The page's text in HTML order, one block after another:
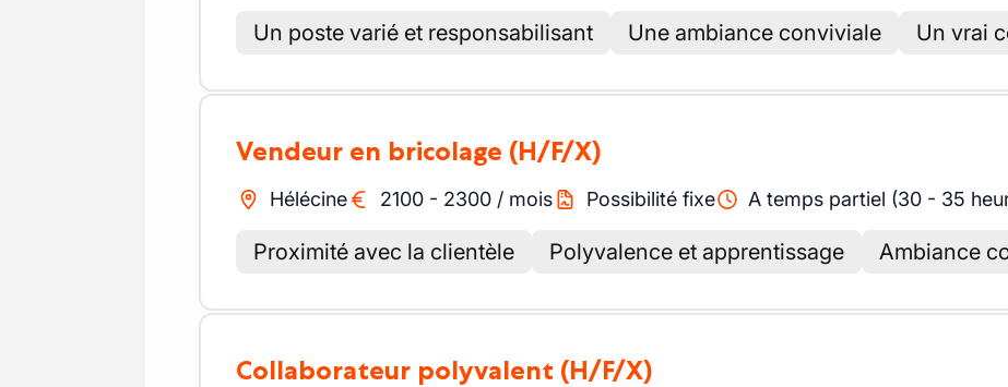
Un poste varié et responsabilisant Une ambiance conviviale Un vrai
Vendeur en bricolage (H/F/X)
Hélécine 2100 - 2300 / mois Possibilité fixe A temps partiel (30 - 35
Proximité avec la clientèle Polyvalence et apprentissage Ambiance
Collaborateur polyvalent (H/F/X)